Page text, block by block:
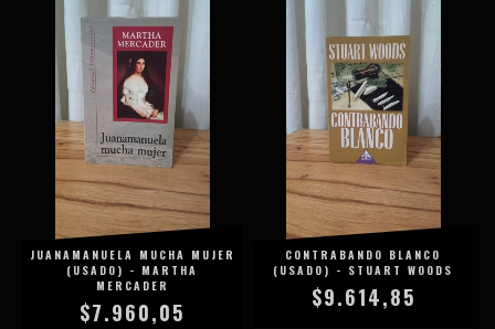
JUANAMANUELA MUCHA MUJER
(USADO) - MARTHA
MERCADER
$7.960,05
CONTRABANDO BLANCO
(USADO) - STUART WOODS
$9.614,85